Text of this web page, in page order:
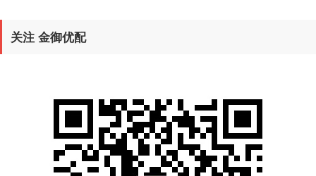
关注 金御优配